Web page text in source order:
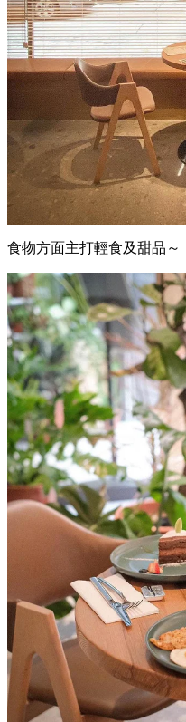
食物方面主打輕食及甜品～